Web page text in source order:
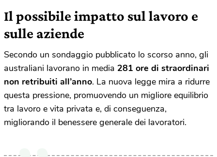
Il possibile impatto sul lavoro e
sulle aziende
Secondo un sondaggio pubblicato lo scorso anno, gli
australiani lavorano in media 281 ore di straordinari
non retribuiti all’anno. La nuova legge mira a ridurre
questa pressione, promuovendo un migliore equilibrio
tra lavoro e vita privata e, di conseguenza,
migliorando il benessere generale dei lavoratori.